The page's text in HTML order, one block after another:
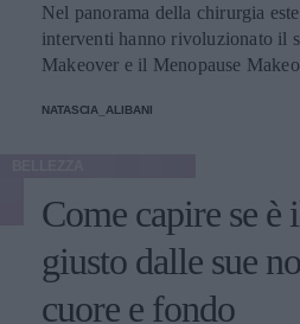
Nel panorama della chirurgia
interventi hanno rivoluzionato il
Makeover e il Menopause
donne a recuperare la forma
rilassamento cutaneo o perdita di
è scelto dalle donne che sono
a questi si aggiunge a questa
emergente che punta a
NATASCIA_ALIBANI
Come capire se
giusto dalle sue
cuore e fondo